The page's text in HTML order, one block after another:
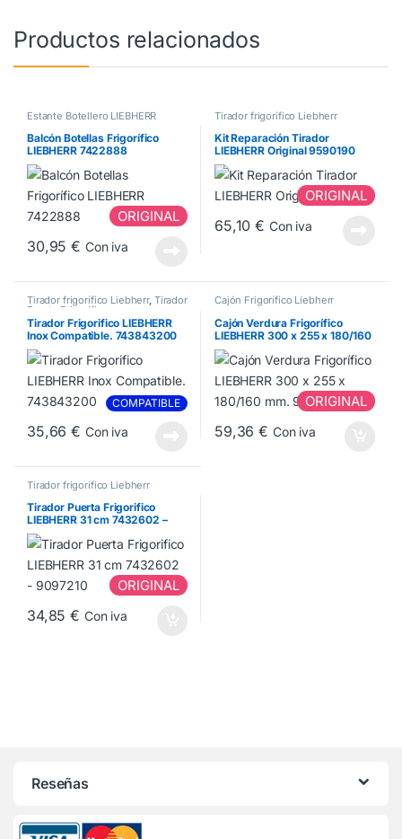
Productos relacionados
Estante Botellero LIEBHERR
Balcón Botellas Frigorífico
LIEBHERR 7422888
ORIGINAL
30,95€ Con iva
Tirador frigorífico Liebherr
Kit Reparación Tirador
LIEBHERR Original 9590190
ORIGINAL
65,10€ Con iva
Tirador frigorífico Liebherr, Tirador
Puerta Frigorífico
Tirador Frigorifico LIEBHERR
Inox Compatible. 743843200
COMPATIBLE
35,66€ Con iva
Cajón Frigorífico Liebherr
Cajón Verdura Frigorífico
LIEBHERR 300 x 255 x 180/160
mm. 9290036
ORIGINAL
59,36€ Con iva
Tirador frigorífico Liebherr
Tirador Puerta Frigorifico
LIEBHERR 31 cm 7432602 –
9097210
ORIGINAL
34,85€ Con iva
Reseñas